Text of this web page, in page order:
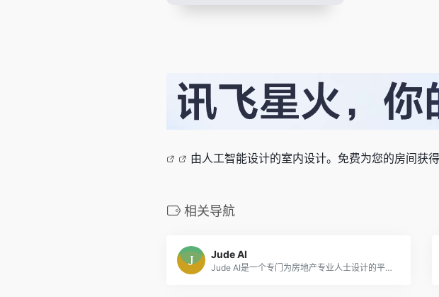
由人工智能设计的室内设计。免费为您的房间获
相关导航
Jude AI
Jude AI是一个专门为房地产专业人士设计的平台，提供一套人工智能驱动的解决方案来提升他们的业务。